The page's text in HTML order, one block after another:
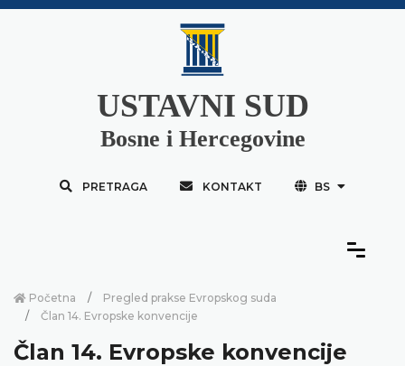
USTAVNI SUD
Bosne i Hercegovine
PRETRAGA KONTAKT BS
Početna
Pregled prakse Evropskog suda
Član 14. Evropske konvencije
Član 14. Evropske konvencije